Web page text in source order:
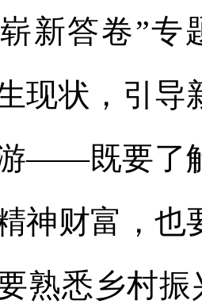
新答卷”专
现状，引
——既要了
神财富，也
熟悉乡村